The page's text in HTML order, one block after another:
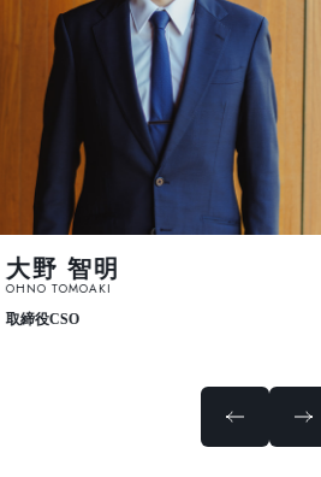
大野 智明
OHNO TOMOAKI
取締役CSO